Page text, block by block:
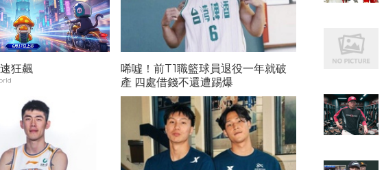
狂飆
唏噓！前T1職籃球員退役一年就破
產 四處借錢不還遭踢爆